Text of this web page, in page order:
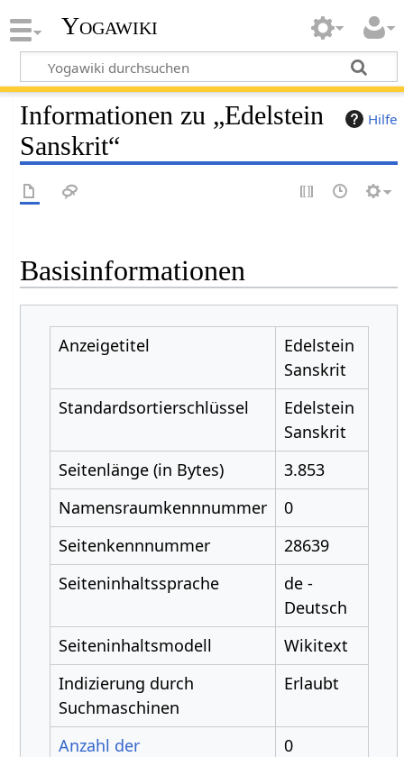
Yogawiki
Hilfe
Informationen zu „Edelstein
Sanskrit“
Basisinformationen
Anzeigetitel
Edelstein
Sanskrit
Standardsortierschlüssel
Edelstein
Sanskrit
Seitenlänge (in Bytes)
3.853
Namensraumkennnummer
0
Seitenkennnummer
28639
Seiteninhaltssprache
de -
Deutsch
Seiteninhaltsmodell
Wikitext
Indizierung durch
Suchmaschinen
Erlaubt
Anzahl der
0